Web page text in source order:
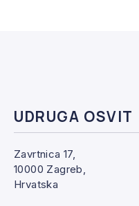
UDRUGA OSVIT
Zavrtnica 17,
10000 Zagreb,
Hrvatska
PREVIOUS